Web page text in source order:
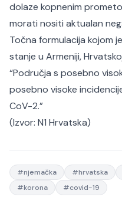
dolaze kopnenim
morati nositi aktualan
Točna formulacija kojom
stanje u Armeniji,
“Područja s posebno
posebno visoke
CoV-2.”
(Izvor: N1 Hrvatska)
#njemačka #hrvatska
#korona #covid-19